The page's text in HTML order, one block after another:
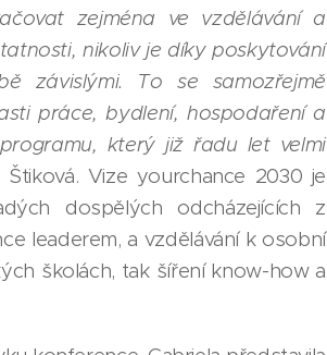
zejména ve vzdělávání a
nikoliv je díky poskytování
závislými. To se samozřejmě
práce, bydlení, hospodaření a
který již řadu let velmi
Vize yourchance 2030 je
dospělých odcházejících z
leaderem, a vzdělávání k osobní
školách, tak šíření know-how a